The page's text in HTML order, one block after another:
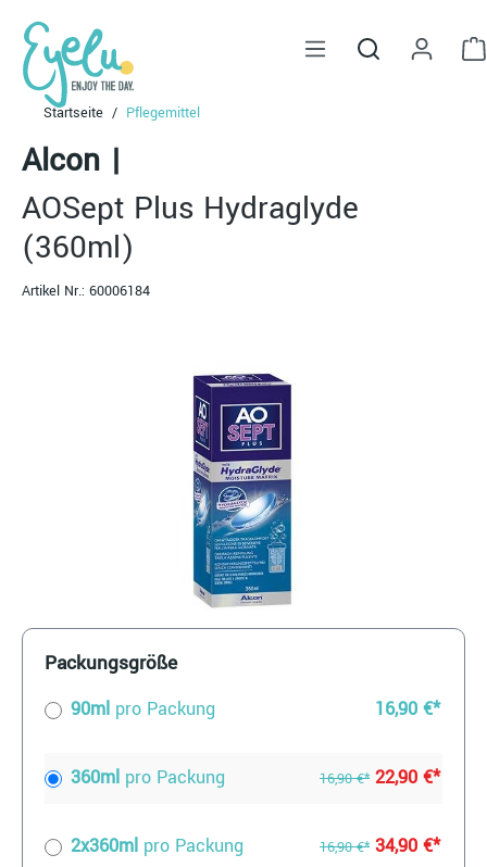
springen
Startseite Pflegemittel
Alcon |
AOSept Plus Hydraglyde
(360ml)
Artikel Nr.: 60006184
Bildergalerie überspringen
Packungsgröße
90ml pro Packung 16,90 €*
360ml pro Packung 16,90 €* 22,90 €*
2x360ml pro Packung 16,90 €* 34,90 €*